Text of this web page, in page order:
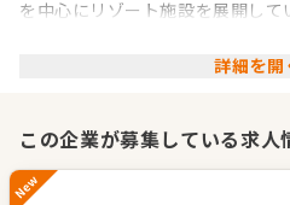
を中心にリゾート施設を展開して
当社の特徴は、お客様のニーズ
応援リゾートホテルなど、それぞ
ート施設を展開しています。
詳細を開
この企業が募集している求人